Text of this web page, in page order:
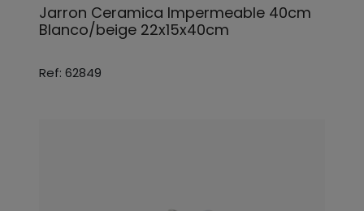
Jarron Ceramica Impermeable 40cm
Blanco/beige 22x15x40cm
Ref: 62849